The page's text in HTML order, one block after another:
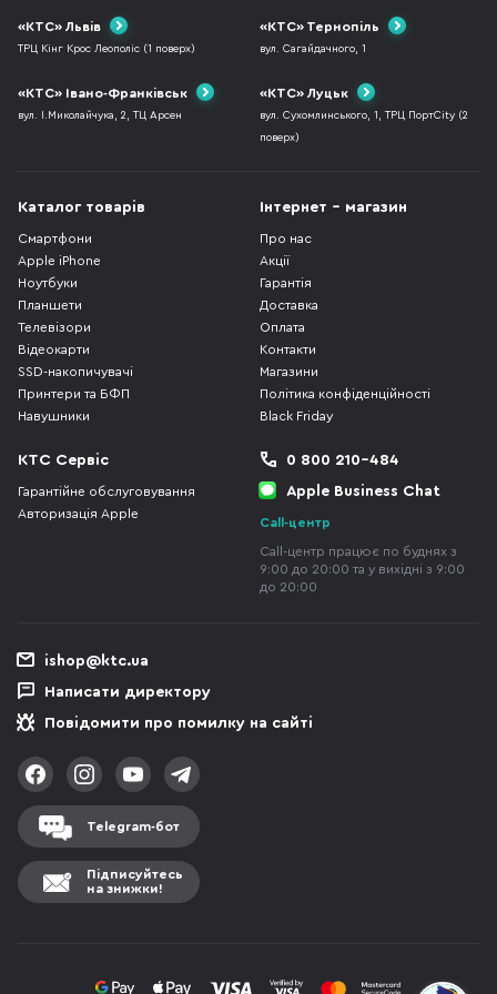
«КТС» Львів
ТРЦ Кінг Крос Леополіс (1 поверх)
«КТС» Тернопіль
вул. Сагайдачного, 1
«КТС» Івано-Франківськ
вул. І.Миколайчука, 2, ТЦ Арсен
«КТС» Луцьк
вул. Сухомлинського, 1, ТРЦ ПортCity (2
поверх)
Каталог товарів
Смартфони
Apple iPhone
Ноутбуки
Планшети
Телевізори
Відеокарти
SSD-накопичувачі
Принтери та БФП
Навушники
Інтернет - магазин
Про нас
Акції
Гарантія
Доставка
Оплата
Контакти
Магазини
Політика конфіденційності
Black Friday
КТС Сервіс
Гарантійне обслуговування
Авторизація Apple
0 800 210-484
Apple Business Chat
Call-центр
Call-центр працює по буднях з
9:00 до 20:00 та у вихідні з 9:00
до 20:00
ishop@ktc.ua
Написати директору
Повідомити про помилку на сайті
Telegram-бот
Підписуйтесь
на знижки!